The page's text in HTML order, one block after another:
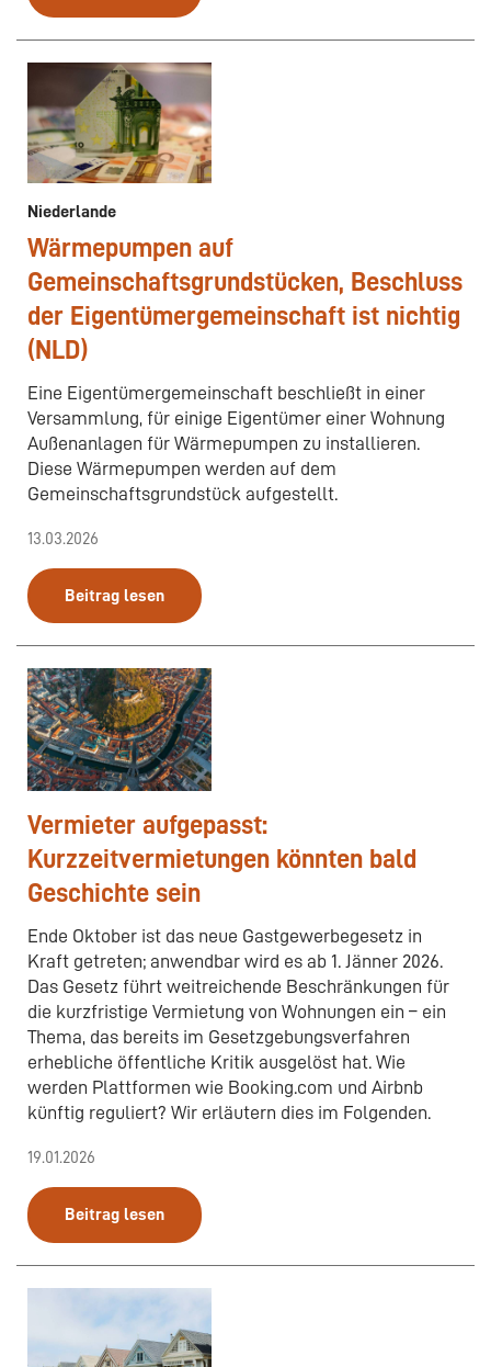
Niederlande
Wärmepumpen auf
Gemeinschaftsgrundstücken, Beschluss
der Eigentümergemeinschaft ist nichtig
(NLD)
Eine Eigentümergemeinschaft beschließt in einer
Versammlung, für einige Eigentümer einer Wohnung
Außenanlagen für Wärmepumpen zu installieren.
Diese Wärmepumpen werden auf dem
Gemeinschaftsgrundstück aufgestellt.
13.03.2026
Beitrag lesen
Vermieter aufgepasst:
Kurzzeitvermietungen könnten bald
Geschichte sein
Ende Oktober ist das neue Gastgewerbegesetz in
Kraft getreten; anwendbar wird es ab 1. Jänner 2026.
Das Gesetz führt weitreichende Beschränkungen für
die kurzfristige Vermietung von Wohnungen ein – ein
Thema, das bereits im Gesetzgebungsverfahren
erhebliche öffentliche Kritik ausgelöst hat. Wie
werden Plattformen wie Booking.com und Airbnb
künftig reguliert? Wir erläutern dies im Folgenden.
19.01.2026
Beitrag lesen